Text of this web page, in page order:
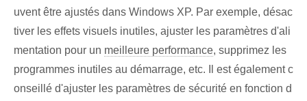
uvent être ajustés dans Windows XP. Par exemple, désac
tiver les effets visuels inutiles, ajuster les paramètres d'ali
mentation pour un meilleure performance, supprimez les
programmes inutiles au démarrage, etc. Il est également c
onseillé d'ajuster les paramètres de sécurité en fonction d